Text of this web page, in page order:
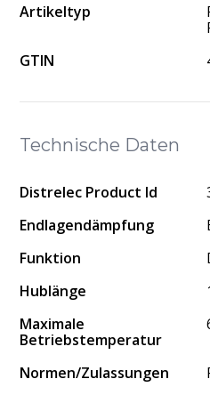
Technische Daten
Distrelec Product Id
Endlagendämpfung
Funktion
Hublänge
Maximale
Betriebstemperatur
Normen/Zulassungen
Artikeltyp
GTIN